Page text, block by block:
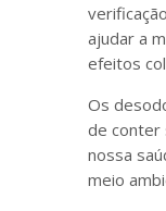
ajudar a
efeitos
Os
de conter
nossa
meio